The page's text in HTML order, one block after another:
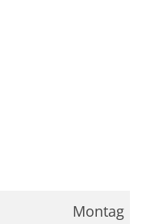
Montag